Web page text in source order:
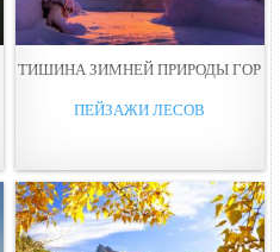
ТИШИНА ЗИМНЕЙ ПРИРОДЫ ГОР
ПЕЙЗАЖИ ЛЕСОВ